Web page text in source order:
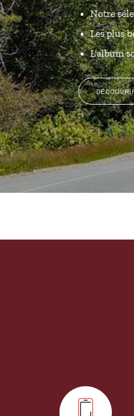
Notre
Les plus
L'album